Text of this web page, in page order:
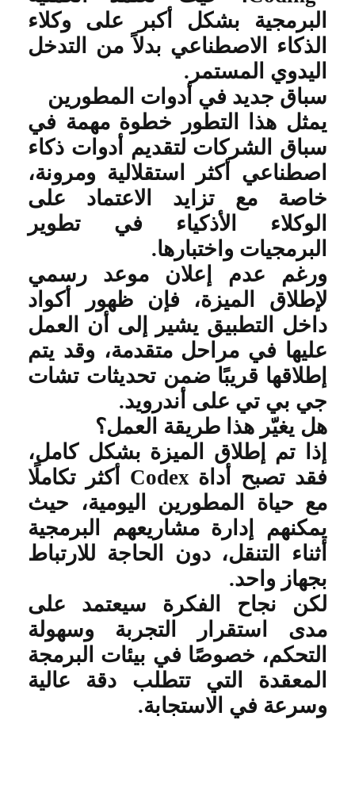
البرمجية بشكل أكبر على وكلاء
الذكاء الاصطناعي بدلاً من التدخل
اليدوي المستمر .
سباق جديد في أدوات المطورين
يمثل هذا التطور خطوة مهمة في
سباق الشركات لتقديم أدوات ذكاء
اصطناعي أكثر استقلالية ومرونة،
خاصة مع تزايد الاعتماد على
الوكلاء الأذكياء في تطوير
البرمجيات واختبارها.
ورغم عدم إعلان موعد رسمي
لإطلاق الميزة، فإن ظهور أكواد
داخل التطبيق يشير إلى أن العمل
عليها في مراحل متقدمة، وقد يتم
إطلاقها قريبًا ضمن تحديثات تشات
جي بي تي على أندرويد.
هل يغيّر هذا طريقة العمل؟
إذا تم إطلاق الميزة بشكل كامل،
فقد تصبح أداة Codex
أكثر تكاملًا
مع حياة المطورين اليومية، حيث
يمكنهم إدارة مشاريعهم البرمجية
أثناء التنقل، دون الحاجة للارتباط
بجهاز واحد.
لكن نجاح الفكرة سيعتمد على
مدى استقرار التجربة وسهولة
التحكم، خصوصًا في بيئات البرمجة
المعقدة التي تتطلب دقة عالية
وسرعة في الاستجابة.